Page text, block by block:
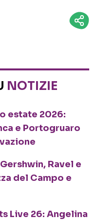
NOTIZIE
estate 2026:
e Portogruaro
Ravel e
del Campo e
Live 26: Angelina